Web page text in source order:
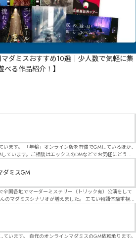
マダミスおすすめ10選｜少人数で気軽に集
る作品紹介！】
ます。 「年輪」オンライン版を有償でGMしているほか、
ています。ご相談はエックスのDMなどでお気軽にどう
ダミスGM
全国各地でマーダーミステリー（トリック有）公演をして
ーというジャンル名でたくさんあるため、そのようなシナ
本格推理マーダーミステリーを見つけることが難しくな
います。 自作のオンラインマダミスのGM依頼承ります。